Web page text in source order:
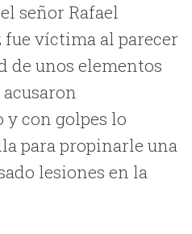
señor Rafael
fue víctima al parecer
de unos elementos
con golpes lo
para propinarle una
lesiones en la